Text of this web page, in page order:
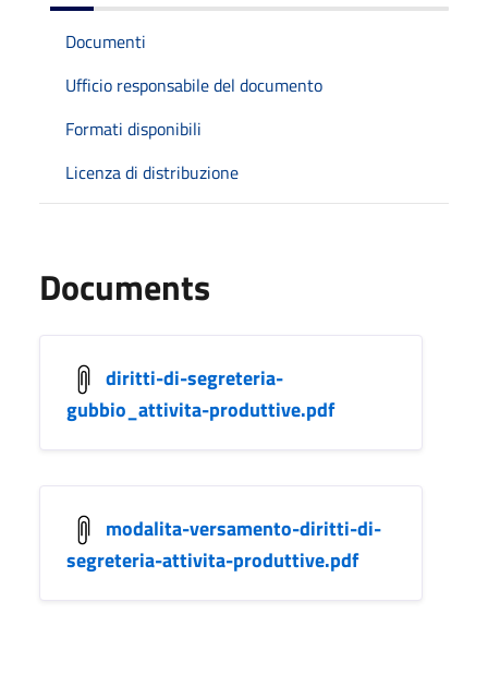
Documenti
Ufficio responsabile del documento
Formati disponibili
Licenza di distribuzione
Documents
diritti-di-segreteria-
gubbio_attivita-produttive.pdf
modalita-versamento-diritti-di-
segreteria-attivita-produttive.pdf